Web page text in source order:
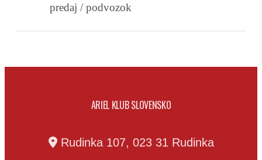
predaj / podvozok
ARIEL KLUB SLOVENSKO
Rudinka 107, 023 31 Rudinka